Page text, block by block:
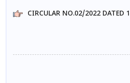
CIRCULAR NO.02/2022 DATED